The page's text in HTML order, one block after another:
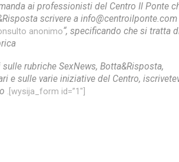
ai professionisti del Centro Il Ponte
scrivere a info@centroilponte.com
anonimo“, specificando che si tratta
rubriche SexNews, Botta&Risposta,
e sulle varie iniziative del Centro,
.[wysija_form id=”1″]